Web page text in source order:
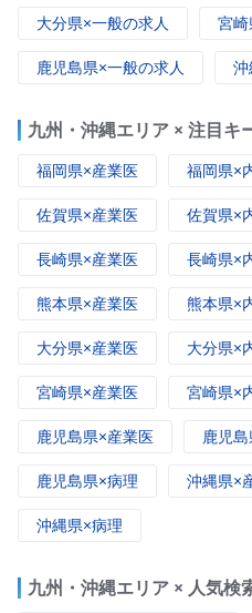
大分県×一般の求人 宮
鹿児島県×一般の求人 沖
九州・沖縄エリア × 注目キ
福岡県×産業医 福岡県×
佐賀県×産業医 佐賀県×
長崎県×産業医 長崎県×
熊本県×産業医 熊本県×
大分県×産業医 大分県×
宮崎県×産業医 宮崎県×
鹿児島県×産業医 鹿児
鹿児島県×病理 沖縄県×
沖縄県×病理
九州・沖縄エリア × 人気検